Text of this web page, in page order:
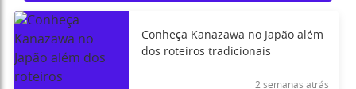
Conheça Kanazawa no Japão além
dos roteiros tradicionais
2 semanas atrás